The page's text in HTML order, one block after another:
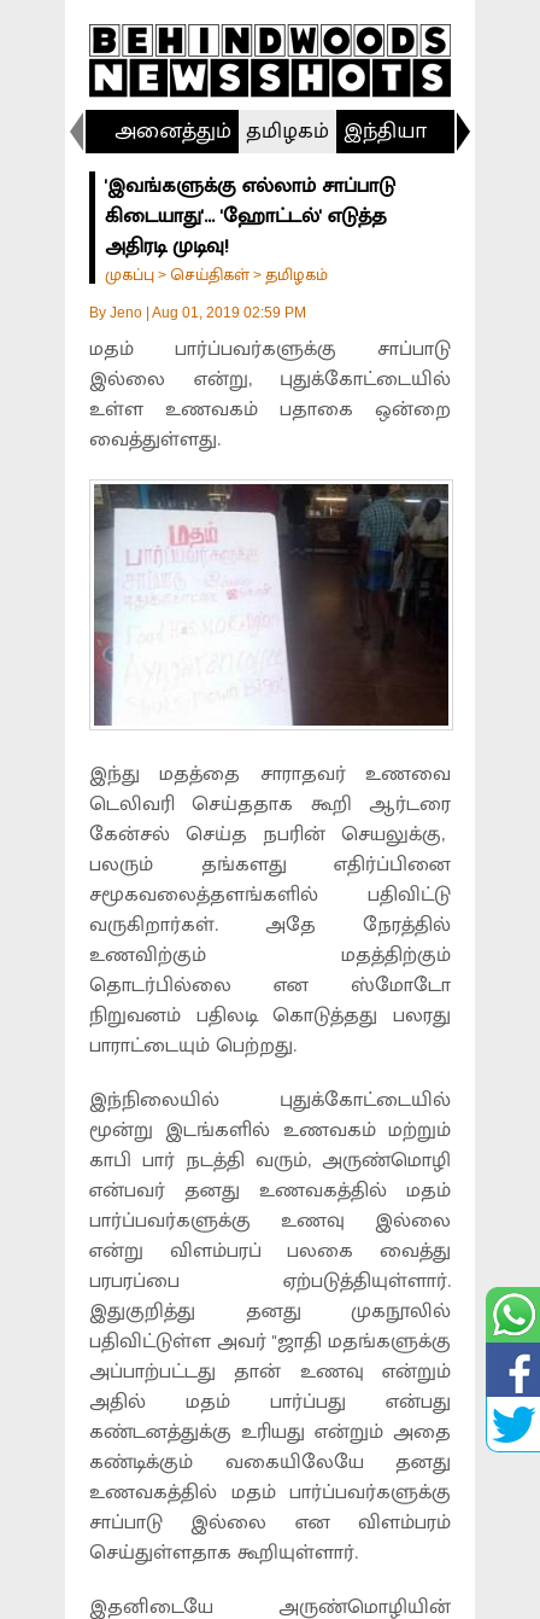
அனைத்தும் தமிழகம் இந்தியா
'இவங்களுக்கு எல்லாம் சாப்பாடு
கிடையாது'... 'ஹோட்டல்' எடுத்த
அதிரடி முடிவு!
முகப்பு > செய்திகள் > தமிழகம்
By Jeno Aug 01, 2019 02:59 PM
மதம் பார்ப்பவர்களுக்கு சாப்பாடு
இல்லை என்று, புதுக்கோட்டையில்
உள்ள உணவகம் பதாகை ஒன்றை
வைத்துள்ளது.
இந்து மதத்தை சாராதவர் உணவை
டெலிவரி செய்ததாக கூறி ஆர்டரை
கேன்சல் செய்த நபரின் செயலுக்கு,
பலரும் தங்களது எதிர்ப்பினை
சமூகவலைத்தளங்களில் பதிவிட்டு
வருகிறார்கள். அதே நேரத்தில்
உணவிற்கும் மதத்திற்கும்
தொடர்பில்லை என ஸ்மோடோ
நிறுவனம் பதிலடி கொடுத்தது பலரது
பாராட்டையும் பெற்றது.
இந்நிலையில் புதுக்கோட்டையில்
மூன்று இடங்களில் உணவகம் மற்றும்
காபி பார் நடத்தி வரும், அருண்மொழி
என்பவர் தனது உணவகத்தில் மதம்
பார்ப்பவர்களுக்கு உணவு இல்லை
என்று விளம்பரப் பலகை வைத்து
பரபரப்பை ஏற்படுத்தியுள்ளார்.
இதுகுறித்து தனது முகநூலில்
பதிவிட்டுள்ள அவர் ''ஜாதி மதங்களுக்கு
அப்பாற்பட்டது தான் உணவு என்றும்
அதில் மதம் பார்ப்பது என்பது
கண்டனத்துக்கு உரியது என்றும் அதை
கண்டிக்கும் வகையிலேயே தனது
உணவகத்தில் மதம் பார்ப்பவர்களுக்கு
சாப்பாடு இல்லை என விளம்பரம்
செய்துள்ளதாக கூறியுள்ளார்.
இதனிடையே அருண்மொழியின்